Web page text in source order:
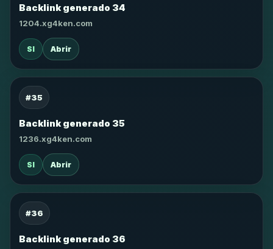
Backlink generado 34
1204.xg4ken.com
SI Abrir
#35
Backlink generado 35
1236.xg4ken.com
SI Abrir
#36
Backlink generado 36